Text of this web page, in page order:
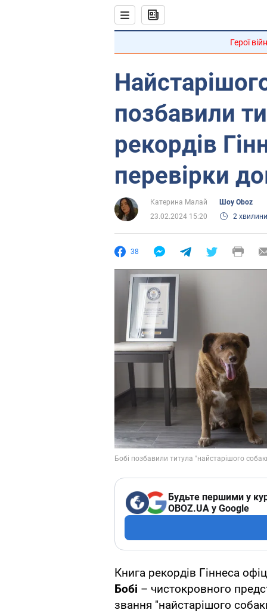
Герої
позбавили
рекордів
перевірки
Катерина Малай
Шоу Oboz
23.02.2024 15:20
2 хвилини
38
Будьте першими у
OBOZ.UA у Google
Книга рекордів Гіннеса
Бобі – чистокровного
звання "найстарішого